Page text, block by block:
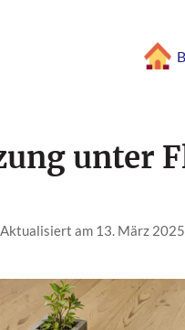
unter
Aktualisiert am 13. März 2025